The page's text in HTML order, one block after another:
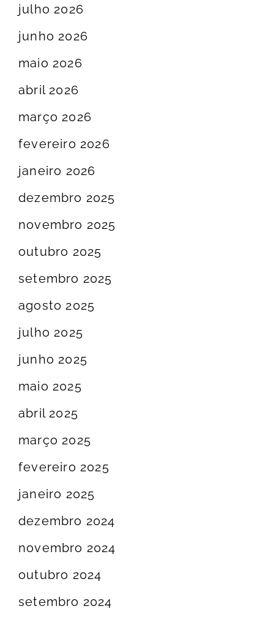
julho 2026
junho 2026
maio 2026
abril 2026
março 2026
fevereiro 2026
janeiro 2026
dezembro 2025
novembro 2025
outubro 2025
setembro 2025
agosto 2025
julho 2025
junho 2025
maio 2025
abril 2025
março 2025
fevereiro 2025
janeiro 2025
dezembro 2024
novembro 2024
outubro 2024
setembro 2024